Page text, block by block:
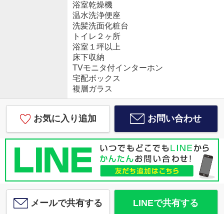
浴室乾燥機
温水洗浄便座
洗髪洗面化粧台
トイレ２ヶ所
浴室１坪以上
床下収納
TVモニタ付インターホン
宅配ボックス
複層ガラス
お気に入り追加 お問い合わせ
メールで共有する LINEで共有する